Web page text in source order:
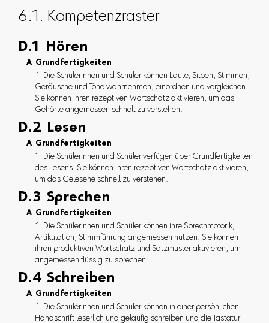
6.1. Kompetenzraster
D.1 Hören
A Grundfertigkeiten
1 Die Schülerinnen und Schüler können Laute, Silben, Stimmen,
Geräusche und Töne wahrnehmen, einordnen und vergleichen.
Sie können ihren rezeptiven Wortschatz aktivieren, um das
Gehörte angemessen schnell zu verstehen.
D.2 Lesen
A Grundfertigkeiten
1 Die Schülerinnen und Schüler verfügen über Grundfertigkeiten
des Lesens. Sie können ihren rezeptiven Wortschatz aktivieren,
um das Gelesene schnell zu verstehen.
D.3 Sprechen
A Grundfertigkeiten
1 Die Schülerinnen und Schüler können ihre Sprechmotorik,
Artikulation, Stimmführung angemessen nutzen. Sie können
ihren produktiven Wortschatz und Satzmuster aktivieren, um
angemessen flüssig zu sprechen.
D.4 Schreiben
A Grundfertigkeiten
1 Die Schülerinnen und Schüler können in einer persönlichen
Handschrift leserlich und geläufig schreiben und die Tastatur